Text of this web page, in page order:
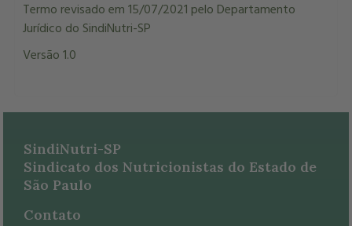
Termo revisado em 15/07/2021 pelo Departamento
Jurídico do SindiNutri-SP
Versão 1.0
SindiNutri-SP
Sindicato dos Nutricionistas do Estado de
São Paulo
Contato